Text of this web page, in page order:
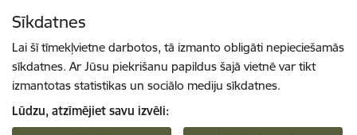
Sīkdatnes
Lai šī tīmekļvietne darbotos, tā izmanto obligāti nepieciešamās
sīkdatnes. Ar Jūsu piekrišanu papildus šajā vietnē var tikt
izmantotas statistikas un sociālo mediju sīkdatnes.
Lūdzu, atzīmējiet savu izvēli: